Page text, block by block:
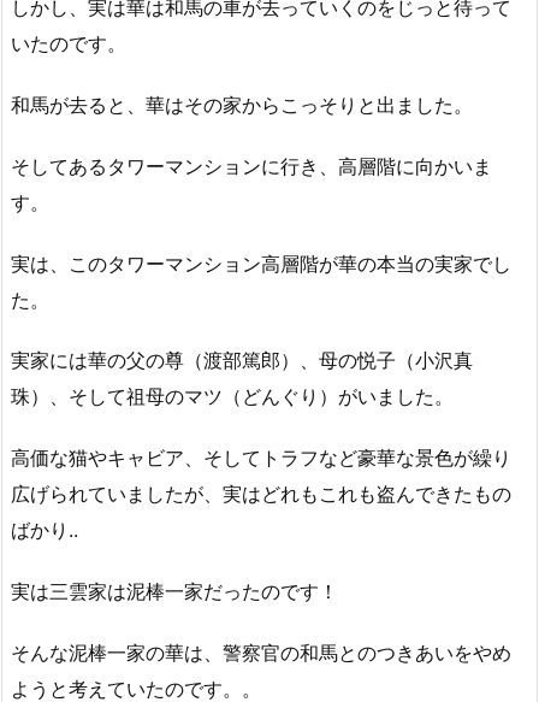
しかし、実は華は和馬の車が去っていくのをじっと待って
いたのです。
和馬が去ると、華はその家からこっそりと出ました。
そしてあるタワーマンションに行き、高層階に向かいま
す。
実は、このタワーマンション高層階が華の本当の実家でし
た。
実家には華の父の尊（渡部篤郎）、母の悦子（小沢真
珠）、そして祖母のマツ（どんぐり）がいました。
高価な猫やキャビア、そしてトラフなど豪華な景色が繰り
広げられていましたが、実はどれもこれも盗んできたもの
ばかり..
実は三雲家は泥棒一家だったのです！
そんな泥棒一家の華は、警察官の和馬とのつきあいをやめ
ようと考えていたのです。。